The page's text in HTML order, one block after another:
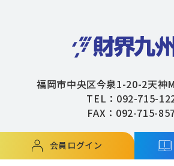
会員ログイン
福岡市中央区今泉1-20-2天神
TEL：092-715-
FAX：092-715-
Copyright © ZAIKAIKYUSHU Co,.Ltd.